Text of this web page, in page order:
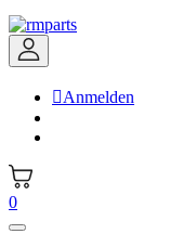
Anmelden
0